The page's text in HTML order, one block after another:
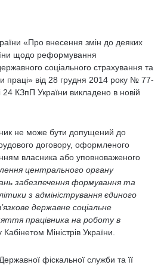
«Про внесення змін до деяких
щодо реформування
соціального страхування та
праці» від 28 грудня 2014 року № 77-
24 КЗпП України викладено в новій
не може бути допущений до
договору, оформленого
власника або уповноваженого
центрального органу
забезпечення формування та
з адміністрування єдиного
державне соціальне
працівника на роботу в
Міністрів України.
фіскальної служби та її